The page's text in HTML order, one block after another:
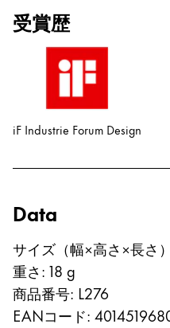
South Korea
한국어
New Zealand
English
Philippines
English
Taiwan
中文
Thailand
ไทย
受賞歴
iF Industrie Forum Design
Data
サイズ（幅×高さ×長さ）
重さ: 18 g
商品番号: L276
EANコード: